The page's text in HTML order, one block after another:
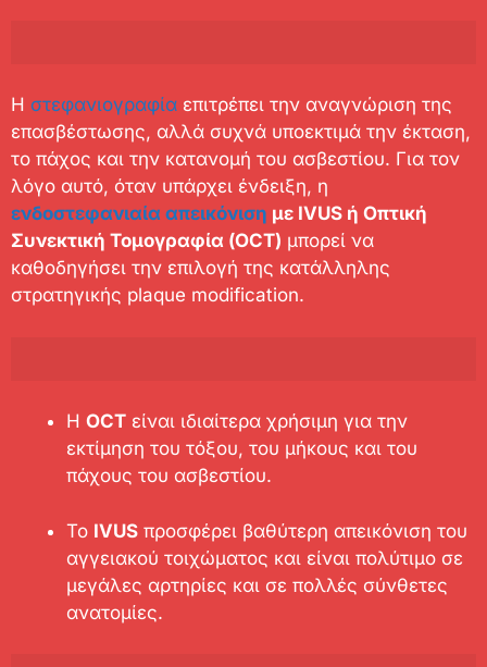
Η στεφανιογραφία επιτρέπει την αναγνώριση της
επασβέστωσης, αλλά συχνά υποεκτιμά την έκταση,
το πάχος και την κατανομή του ασβεστίου. Για τον
λόγο αυτό, όταν υπάρχει ένδειξη, η
ενδοστεφανιαία απεικόνιση με IVUS ή Οπτική
Συνεκτική Τομογραφία (OCT) μπορεί να
καθοδηγήσει την επιλογή της κατάλληλης
στρατηγικής plaque modification.
Η OCT είναι ιδιαίτερα χρήσιμη για την
εκτίμηση του τόξου, του μήκους και του
πάχους του ασβεστίου.
Το IVUS προσφέρει βαθύτερη απεικόνιση του
αγγειακού τοιχώματος και είναι πολύτιμο σε
μεγάλες αρτηρίες και σε πολλές σύνθετες
ανατομίες.